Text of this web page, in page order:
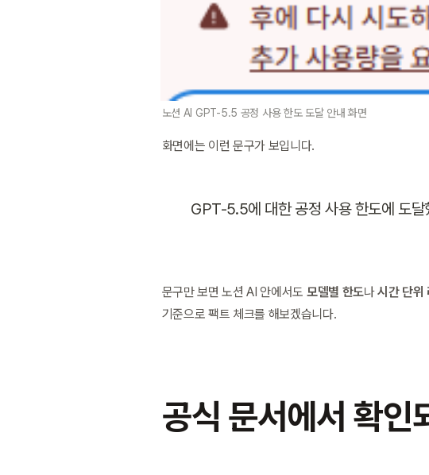
노션 AI GPT-5.5 공정 사용 한도 도달 안내 화면
화면에는 이런 문구가 보입니다.
GPT-5.5에 대한 공정 사용 한도에 도
문구만 보면 노션 AI 안에서도 모델별 한도나 시간 단위
기준으로 팩트 체크를 해보겠습니다.
공식 문서에서 확인